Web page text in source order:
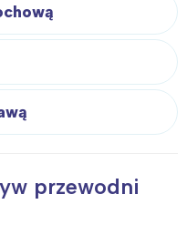
przewodni